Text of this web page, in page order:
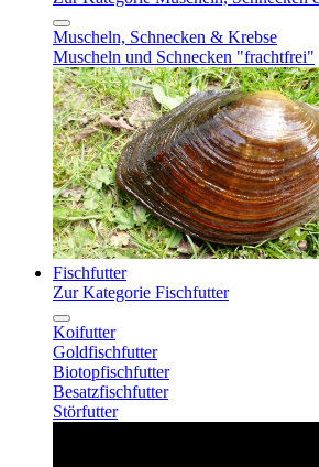
Muscheln, Schnecken & Krebse
Muscheln und Schnecken "frachtfrei"
Fischfutter
Zur Kategorie Fischfutter
Koifutter
Goldfischfutter
Biotopfischfutter
Besatzfischfutter
Störfutter